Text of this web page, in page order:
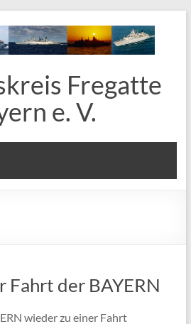
Fregatte
e. V.
Fahrt der BAYERN
wieder zu einer Fahrt